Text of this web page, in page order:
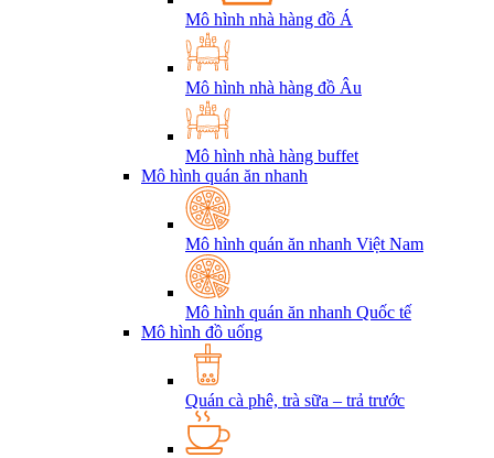
Mô hình nhà hàng đồ Á
Mô hình nhà hàng đồ Âu
Mô hình nhà hàng buffet
Mô hình quán ăn nhanh
Mô hình quán ăn nhanh Việt Nam
Mô hình quán ăn nhanh Quốc tế
Mô hình đồ uống
Quán cà phê, trà sữa – trả trước